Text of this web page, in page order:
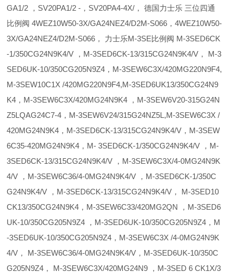
GA1/2 ，SV20PA1/2 -，SV20PA4-4X/， 德国力士乐 三位四通
比例阀 4WEZ10W50-3X/GA24NEZ4/D2M-S066，4WEZ10W50-
3X/GA24NEZ4/D2M-S066， 力士乐M-3SE比例阀 M-3SED6CK
-1/350CG24N9K4/V ，M-3SED6CK-13/315CG24N9K4/V， M-3
SED6UK-10/350CG205N9Z4，M-3SEW6C3X/420MG220N9F4,
M-3SEW10C1X /420MG220N9F4,M-3SED6UK13/350CG24N9
K4，M-3SEW6C3X/420MG24N9K4 ，M-3SEW6V20-315G24N
Z5LQAG24C7-4，M-3SEW6V24/315G24NZ5L,M-3SEW6C3X /
420MG24N9K4，M-3SED6CK-13/315CG24N9K4/V，M-3SEW
6C35-420MG24N9K4，M- 3SED6CK-1/350CG24N9K4/V ，M-
3SED6CK-13/315CG24N9K4/V ，M-3SEW6C3X/4-0MG24N9K
4/V ，M-3SEW6C36/4-0MG24N9K4/V ，M-3SED6CK-1/350C
G24N9K4/V ，M-3SED6CK-13/315CG24N9K4/V， M-3SED10
CK13/350CG24N9K4，M-3SEW6C33/420MG2QN ，M-3SED6
UK-10/350CG205N9Z4 ，M-3SED6UK-10/350CG205N9Z4，M
-3SED6UK-10/350CG205N9Z4，M-3SEW6C3X /4-0MG24N9K
4/V， M-3SEW6C36/4-0MG24N9K4/V，M-3SED6UK-10/350C
G205N9Z4， M-3SEW6C3X/420MG24N9 ，M-3SED 6 CK1X/3